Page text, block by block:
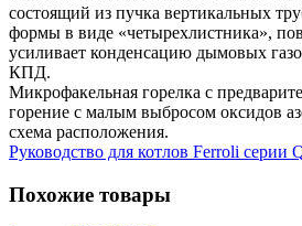
состоящий из пучка вертикальных
формы в виде «четырехлистника»,
усиливает конденсацию дымовых
КПД.
Микрофакельная горелка с
горение с малым выбросом оксидов
схема расположения.
Руководство для котлов Ferroli
Похожие товары